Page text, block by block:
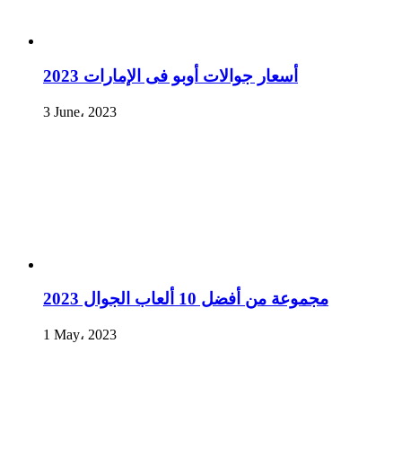
أسعار جوالات أوبو فى الإمارات 2023
3 June، 2023
مجموعة من أفضل 10 ألعاب الجوال 2023
1 May، 2023